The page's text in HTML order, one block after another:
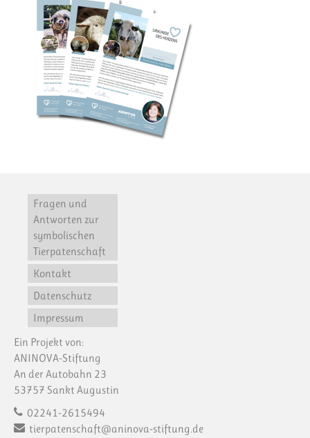
Fragen und
Antworten zur
symbolischen
Tierpatenschaft
Kontakt
Datenschutz
Impressum
Ein Projekt von:
ANINOVA-Stiftung
An der Autobahn 23
53757 Sankt Augustin
02241-2615494
tierpatenschaft@aninova-stiftung.de